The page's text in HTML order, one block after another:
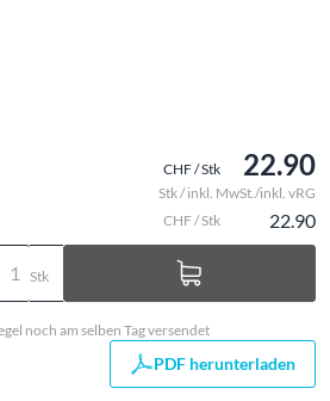
CHF / Stk 22.90
Stk / inkl. MwSt./inkl. vRG
CHF / Stk 22.90
Stk
noch am selben Tag versendet
PDF herunterladen